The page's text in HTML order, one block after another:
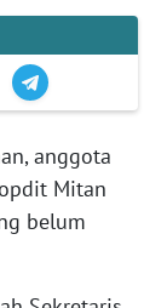
anggota
Mitan
belum